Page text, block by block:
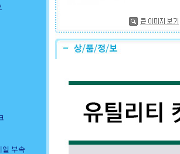
일 부속